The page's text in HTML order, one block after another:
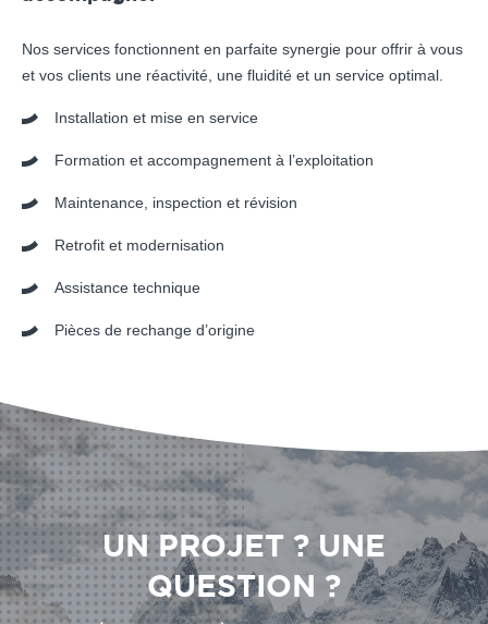
Nos services fonctionnent en parfaite synergie pour offrir à vous
et vos clients une réactivité, une fluidité et un service optimal.
Installation et mise en service
Formation et accompagnement à l’exploitation
Maintenance, inspection et révision
Retrofit et modernisation
Assistance technique
Pièces de rechange d’origine
UN PROJET ? UNE
QUESTION ?